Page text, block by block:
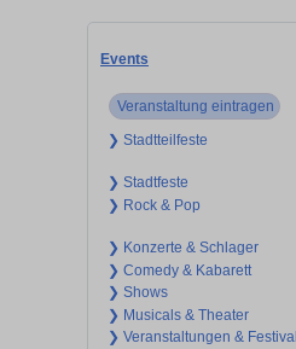
Events
Veranstaltung eintragen
❯ Stadtteilfeste
❯ Stadtfeste
❯ Rock & Pop
❯ Konzerte & Schlager
❯ Comedy & Kabarett
❯ Shows
❯ Musicals & Theater
❯ Veranstaltungen &